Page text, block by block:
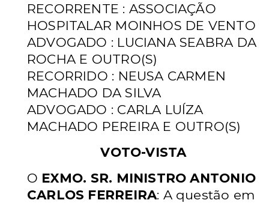
RECORRENTE : ASSOCIAÇÃO
HOSPITALAR MOINHOS DE VENTO
ADVOGADO : LUCIANA SEABRA DA
ROCHA E OUTRO(S)
RECORRIDO : NEUSA CARMEN
MACHADO DA SILVA
ADVOGADO : CARLA LUÍZA
MACHADO PEREIRA E OUTRO(S)
VOTO-VISTA
O EXMO. SR. MINISTRO ANTONIO
CARLOS FERREIRA: A questão em